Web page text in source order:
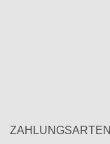
ZAHLUNGSARTEN